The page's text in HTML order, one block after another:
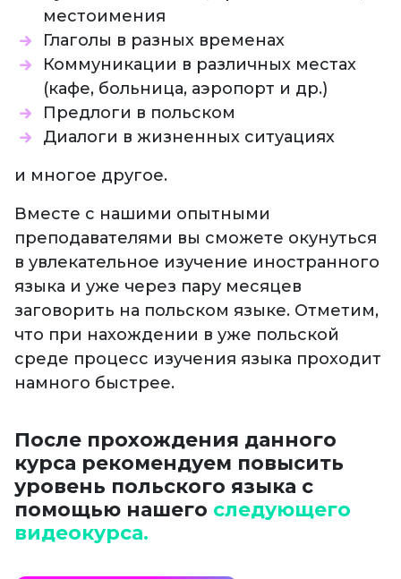
местоимения
Глаголы в разных временах
Коммуникации в различных местах
(кафе, больница, аэропорт и др.)
Предлоги в польском
Диалоги в жизненных ситуациях
и многое другое.
Вместе с нашими опытными
преподавателями вы сможете окунуться
в увлекательное изучение иностранного
языка и уже через пару месяцев
заговорить на польском языке. Отметим,
что при нахождении в уже польской
среде процесс изучения языка проходит
намного быстрее.
После прохождения данного
курса рекомендуем повысить
уровень польского языка с
помощью нашего следующего
видеокурса.